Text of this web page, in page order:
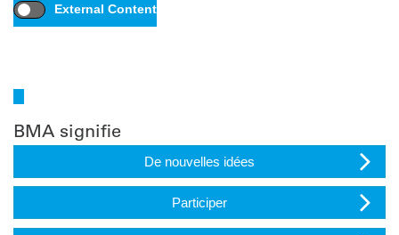
External Content
BMA signifie
De nouvelles idées
Participer